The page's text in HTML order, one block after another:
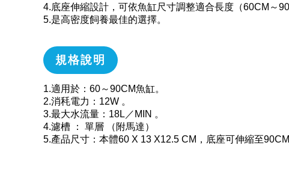
4.底座伸縮設計，可依魚缸尺寸調整適合長度（60CM～
5.是高密度飼養最佳的選擇。
規格說明
1.適用於：60～90CM魚缸。
2.消秏電力：12W 。
3.最大水流量：18L／MIN 。
4.濾槽 ： 單層 （附馬達）
5.產品尺寸：本體60 X 13 X12.5 CM，底座可伸縮至90CM